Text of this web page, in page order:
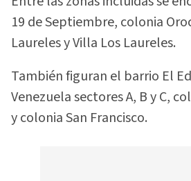
19 de Septiembre, colonia
Laureles y Villa Los Laureles.
También figuran el barrio El
Venezuela sectores A, B y C,
y colonia San Francisco.